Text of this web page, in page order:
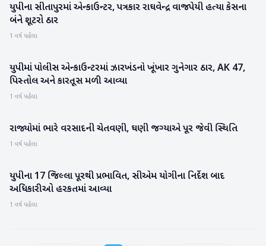
રાષ્ટ્રીય
યુપીના સીતાપુરમાં એન્કાઉન્ટર, પત્રકાર રાઘવેન્દ્ર વાજપેયી હત્યા કેસના
બંને શૂટરો ઠાર
1 વર્ષ પહેલા
રાષ્ટ્રીય
યુપીમાં પોલીસ એન્કાઉન્ટરમાં ઝારખંડનો ખૂંખાર ગુનેગાર ઠાર, AK 47,
પિસ્તોલ અને કારતૂસ મળી આવ્યા
1 વર્ષ પહેલા
રાષ્ટ્રીય
રાજ્યોમાં ભારે વરસાદની ચેતવણી, ઘણી જગ્યાએ પૂર જેવી સ્થિતિ
1 વર્ષ પહેલા
રાષ્ટ્રીય
યુપીના 17 જિલ્લા પૂરથી પ્રભાવિત, સીએમ યોગીના નિર્દેશ બાદ
અધિકારીઓ હરકતમાં આવ્યા
1 વર્ષ પહેલા